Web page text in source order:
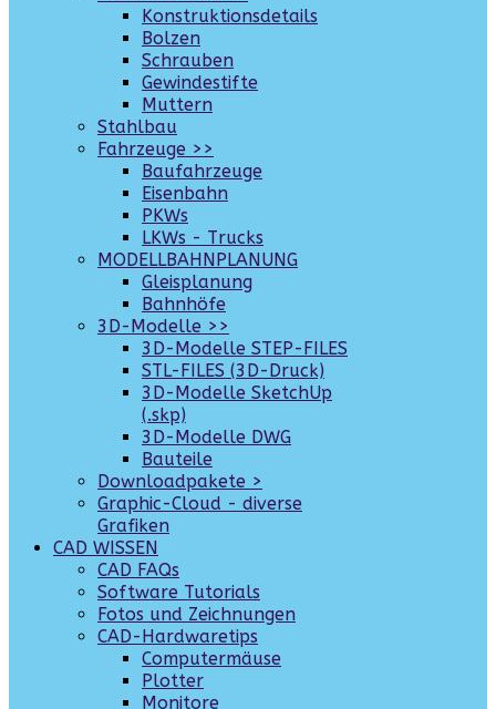
Konstruktionsdetails
Bolzen
Schrauben
Gewindestifte
Muttern
Stahlbau
Fahrzeuge >>
Baufahrzeuge
Eisenbahn
PKWs
LKWs - Trucks
MODELLBAHNPLANUNG
Gleisplanung
Bahnhöfe
3D-Modelle >>
3D-Modelle STEP-FILES
STL-FILES (3D-Druck)
3D-Modelle SketchUp
(.skp)
3D-Modelle DWG
Bauteile
Downloadpakete >
Graphic-Cloud - diverse
Grafiken
CAD WISSEN
CAD FAQs
Software Tutorials
Fotos und Zeichnungen
CAD-Hardwaretips
Computermäuse
Plotter
Monitore